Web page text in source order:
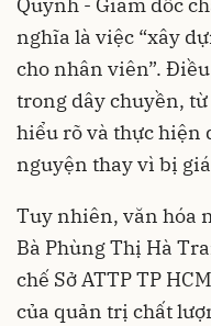
nghĩa là việc “xây
cho nhân viên”.
trong dây chuyền,
hiểu rõ và thực hiện
nguyện thay vì bị
Tuy nhiên, văn hóa
Bà Phùng Thị Hà
chế Sở ATTP TP
của quản trị chất